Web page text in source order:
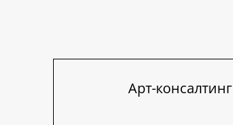
Арт-консалтинг